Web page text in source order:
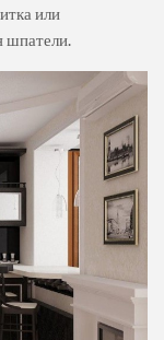
или
шпатели.